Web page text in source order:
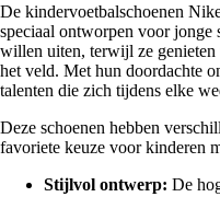
De kindervoetbalschoenen
speciaal ontworpen voor jonge
willen uiten, terwijl ze genieten
het veld. Met hun doordachte
talenten die zich tijdens elke
Deze schoenen hebben
favoriete keuze voor kinderen
Stijlvol ontwerp: De